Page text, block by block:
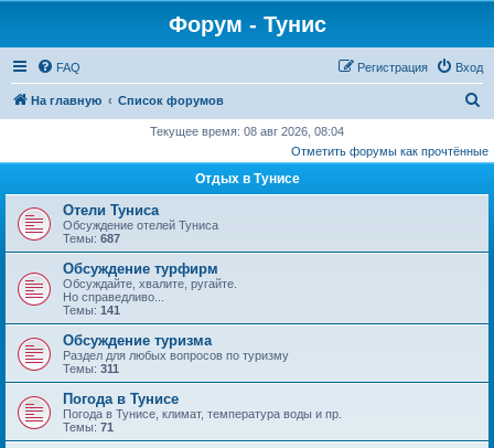
Форум - Тунис
FAQ Вход
Регистрация
На главную Список форумов
и
Текущее время: 08 авг 2026, 08:04
Отметить форумы как прочтённые
Отдых в Тунисе
Отели Туниса
Обсуждение отелей Туниса
Темы: 687
Обсуждение турфирм
Обсуждайте, хвалите, ругайте.
Но справедливо...
Темы: 141
Обсуждение туризма
Раздел для любых вопросов по туризму
Темы: 311
Погода в Тунисе
Погода в Тунисе, климат, температура воды и пр.
Темы: 71